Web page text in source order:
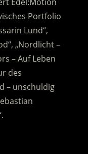
Portfolio
Lund“,
„Nordlicht –
– Auf Leben
des
– unschuldig